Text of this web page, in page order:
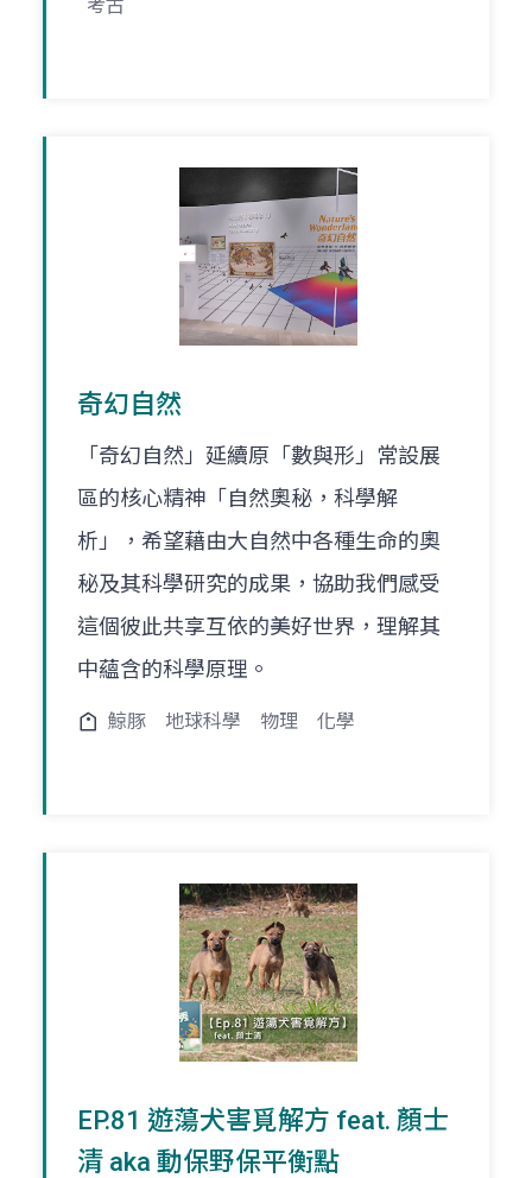
考古
奇幻自然
「奇幻自然」延續原「數與形」常設展
區的核心精神「自然奧秘，科學解
析」，希望藉由大自然中各種生命的奧
秘及其科學研究的成果，協助我們感受
這個彼此共享互依的美好世界，理解其
中蘊含的科學原理。
鯨豚 地球科學 物理 化學
EP.81 遊蕩犬害覓解方 feat. 顏士
清 aka 動保野保平衡點